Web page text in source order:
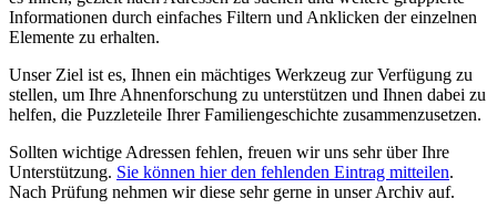
Informationen durch einfaches Filtern und Anklicken der einzelnen
Elemente zu erhalten.
Unser Ziel ist es, Ihnen ein mächtiges Werkzeug zur Verfügung zu
stellen, um Ihre Ahnenforschung zu unterstützen und Ihnen dabei zu
helfen, die Puzzleteile Ihrer Familiengeschichte zusammenzusetzen.
Sollten wichtige Adressen fehlen, freuen wir uns sehr über Ihre
Unterstützung. Sie können hier den fehlenden Eintrag mitteilen.
Nach Prüfung nehmen wir diese sehr gerne in unser Archiv auf.